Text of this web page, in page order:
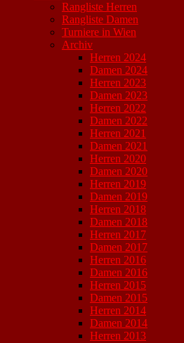
Rangliste Herren
Rangliste Damen
Turniere in Wien
Archiv
Herren 2024
Damen 2024
Herren 2023
Damen 2023
Herren 2022
Damen 2022
Herren 2021
Damen 2021
Herren 2020
Damen 2020
Herren 2019
Damen 2019
Herren 2018
Damen 2018
Herren 2017
Damen 2017
Herren 2016
Damen 2016
Herren 2015
Damen 2015
Herren 2014
Damen 2014
Herren 2013